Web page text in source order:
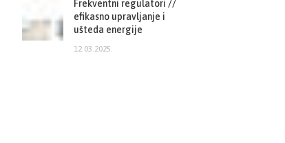
Frekventni regulatori //
efikasno upravljanje i
ušteda energije
12.03.2025.